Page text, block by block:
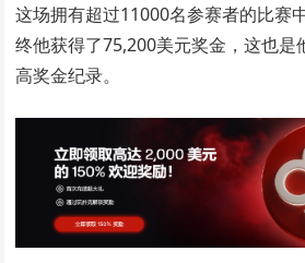
这场拥有超过11000名参赛者的比赛
终他获得了75,200美元奖金，这也是
高奖金纪录。